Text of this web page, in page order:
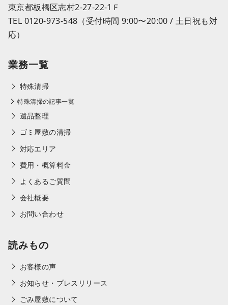
東京都板橋区志村2-27-22-1Ｆ
TEL 0120-973-548（受付時間 9:00〜20:00 / 土日祝も対
応）
業務一覧
特殊清掃
特殊清掃の記事一覧
遺品整理
ゴミ屋敷の清掃
対応エリア
費用・概算料金
よくあるご質問
会社概要
お問い合わせ
読みもの
お客様の声
お知らせ・プレスリリース
ごみ屋敷について